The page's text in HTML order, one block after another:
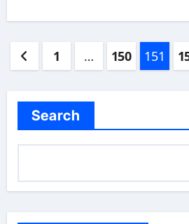
Posts
pagination
1 … 150 151
Search